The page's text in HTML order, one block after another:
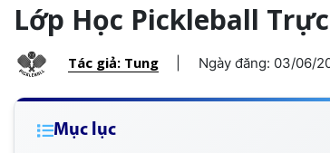
Lớp Học Pickleball
Tác giả: Tung Ngày đăng: 03/06/
Mục lục